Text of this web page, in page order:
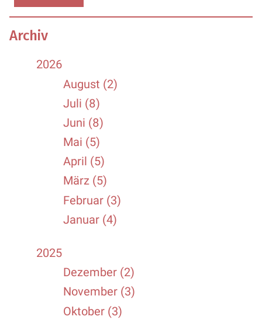
Archiv
2026
August (2)
Juli (8)
Juni (8)
Mai (5)
April (5)
März (5)
Februar (3)
Januar (4)
2025
Dezember (2)
November (3)
Oktober (3)